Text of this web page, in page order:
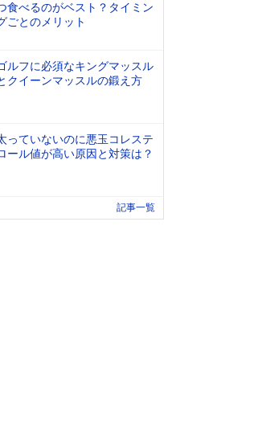
食べるのがベスト？タイミン
ごとのメリット
ルフに必須なキングマッスル
クイーンマッスルの鍛え方
っていないのに悪玉コレステ
ール値が高い原因と対策は？
記事一覧